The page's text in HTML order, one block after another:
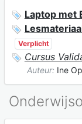
Laptop met
Verplicht
Cursus
Auteur: Ine